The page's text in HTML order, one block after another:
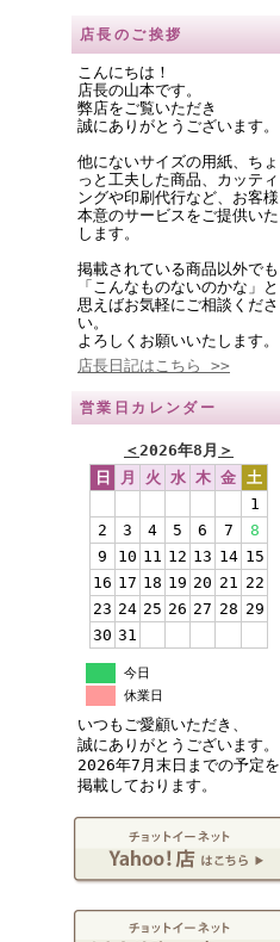
店長のご挨拶
こんにちは！
店長の山本です。
弊店をご覧いただき
誠にありがとうございます。
他にないサイズの用紙、ちょ
っと工夫した商品、カッティ
ングや印刷代行など、お客様
本意のサービスをご提供いた
します。
掲載されている商品以外でも
「こんなものないのかな」と
思えばお気軽にご相談くださ
い。
よろしくお願いいたします。
店長日記はこちら >>
営業日カレンダー
＜2026年8月 ＞
日
月 火 水 木 金 土
1
2
3 4 5 6 7
8
9
10 11 12 13 14 15
16 17 18 19 20 21 22
23 24 25 26 27 28 29
30 31
今日
休業日
いつもご愛顧いただき、
誠にありがとうございます。
2026年7月末日までの予定を
掲載しております。